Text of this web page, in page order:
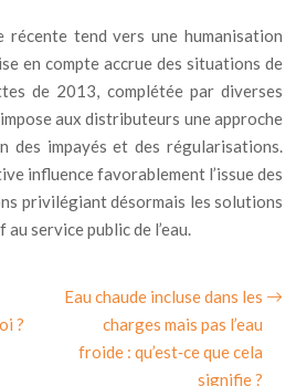
récente tend vers une humanisation
en compte accrue des situations de
de 2013, complétée par diverses
aux distributeurs une approche
des impayés et des régularisations.
influence favorablement l’issue des
privilégiant désormais les solutions
service public de l’eau.
?
Eau chaude incluse dans les
charges mais pas l’eau
froide : qu’est‑ce que cela
signifie ?